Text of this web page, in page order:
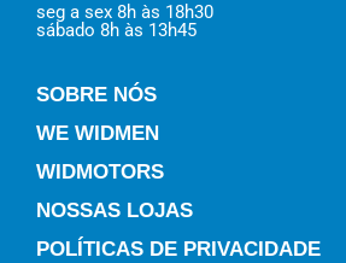
seg a sex 8h às 18h30
sábado 8h às 13h45
SOBRE NÓS
WE WIDMEN
WIDMOTORS
NOSSAS LOJAS
POLÍTICAS DE PRIVACIDADE